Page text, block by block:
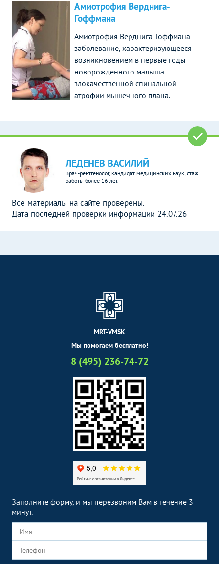
Амиотрофия Верднига-
Гоффмана
Амиотрофия Верднига-Гоффмана —
заболевание, характеризующееся
возникновением в первые годы
новорожденного малыша
злокачественной спинальной
атрофии мышечного плана.
ЛЕДЕНЕВ ВАСИЛИЙ
Врач-рентгенолог, кандидат медицинских наук, стаж
работы более 16 лет.
Все материалы на сайте проверены.
Дата последней проверки информации 24.07.26
MRT-VMSK
Мы помогаем бесплатно!
8 (495) 236-74-72
Заполните форму, и мы перезвоним Вам в течение 3
минут.